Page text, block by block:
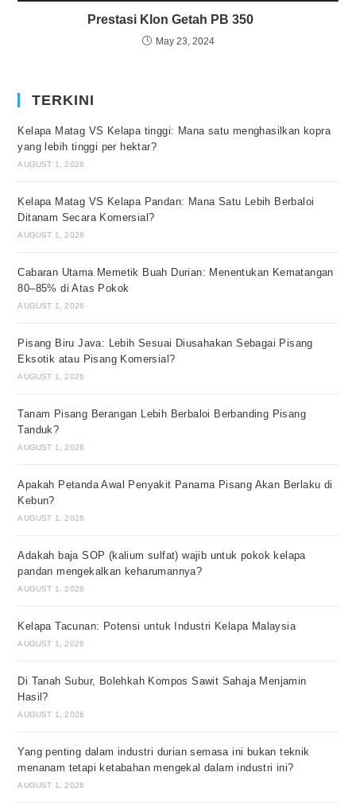
Prestasi Klon Getah PB 350
May 23, 2024
TERKINI
Kelapa Matag VS Kelapa tinggi: Mana satu menghasilkan kopra
yang lebih tinggi per hektar?
AUGUST 1, 2026
Kelapa Matag VS Kelapa Pandan: Mana Satu Lebih Berbaloi
Ditanam Secara Komersial?
AUGUST 1, 2026
Cabaran Utama Memetik Buah Durian: Menentukan Kematangan
80–85% di Atas Pokok
AUGUST 1, 2026
Pisang Biru Java: Lebih Sesuai Diusahakan Sebagai Pisang
Eksotik atau Pisang Komersial?
AUGUST 1, 2026
Tanam Pisang Berangan Lebih Berbaloi Berbanding Pisang
Tanduk?
AUGUST 1, 2026
Apakah Petanda Awal Penyakit Panama Pisang Akan Berlaku di
Kebun?
AUGUST 1, 2026
Adakah baja SOP (kalium sulfat) wajib untuk pokok kelapa
pandan mengekalkan keharumannya?
AUGUST 1, 2026
Kelapa Tacunan: Potensi untuk Industri Kelapa Malaysia
AUGUST 1, 2026
Di Tanah Subur, Bolehkah Kompos Sawit Sahaja Menjamin
Hasil?
AUGUST 1, 2026
Yang penting dalam industri durian semasa ini bukan teknik
menanam tetapi ketabahan mengekal dalam industri ini?
AUGUST 1, 2026